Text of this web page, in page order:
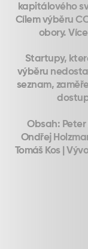
kapitálového
Cílem výběru
obory.
Startupy,
výběru
seznam,
Obsah:
Ondřej
Tomáš Kos |